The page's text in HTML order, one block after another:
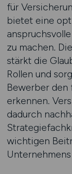
für
bietet eine
zu machen.
stärkt die
Rollen und
Bewerber den
erkennen.
dadurch
wichtigen